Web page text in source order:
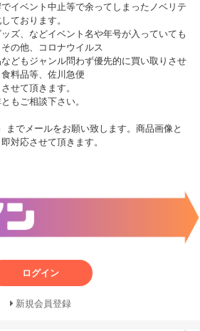
イベント中止等で余ってしまったノベリテ
ております。
ズ、などイベント名や年号が入っていても
の他、コロナウイルス
どもジャンル問わず優先的に買い取りさせ
料品等、佐川急便
せて頂きます。
もご相談下さい。
までメールをお願い致します。商品画像と
対応させて頂きます。
ログイン
新規会員登録